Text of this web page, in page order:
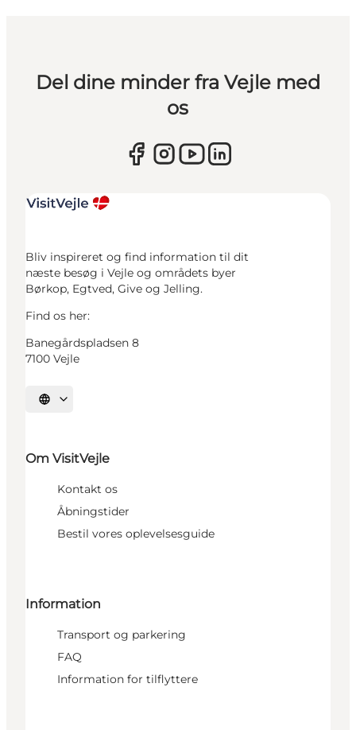
Del dine minder fra Vejle med
os
Bliv inspireret og find information til dit
næste besøg i Vejle og områdets byer
Børkop, Egtved, Give og Jelling.
Find os her:
Banegårdspladsen 8
7100 Vejle
Vælg sprog
Om VisitVejle
Kontakt os
Åbningstider
Bestil vores oplevelsesguide
Information
Transport og parkering
FAQ
Information for tilflyttere